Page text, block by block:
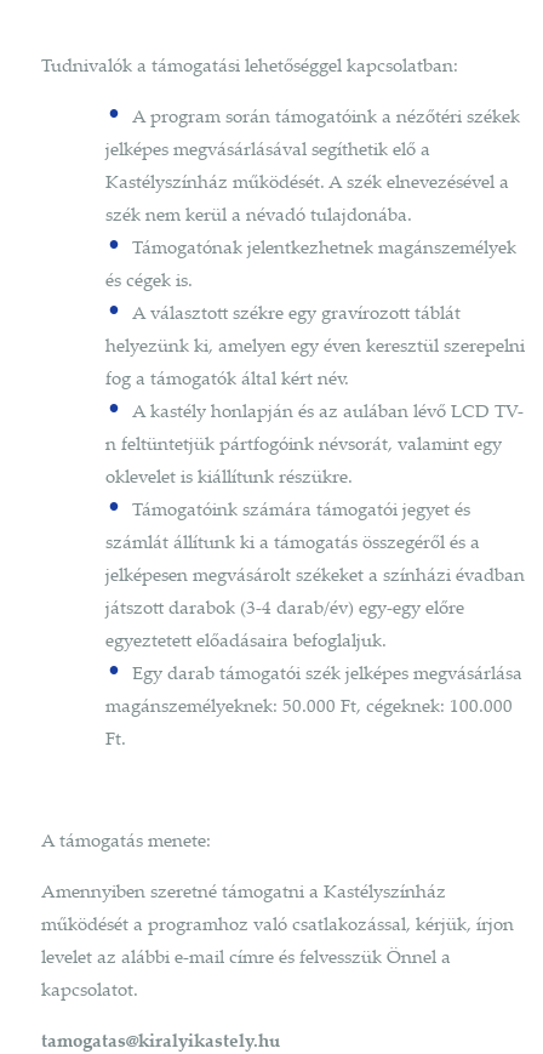
Tudnivalók a támogatási lehetőséggel kapcsolatban:
A program során támogatóink a nézőtéri székek
jelképes megvásárlásával segíthetik elő a
Kastélyszínház működését. A szék elnevezésével a
szék nem kerül a névadó tulajdonába.
Támogatónak jelentkezhetnek magánszemélyek
és cégek is.
A választott székre egy gravírozott táblát
helyezünk ki, amelyen egy éven keresztül szerepelni
fog a támogatók által kért név.
A kastély honlapján és az aulában lévő LCD TV-
n feltüntetjük pártfogóink névsorát, valamint egy
oklevelet is kiállítunk részükre.
Támogatóink számára támogatói jegyet és
számlát állítunk ki a támogatás összegéről és a
jelképesen megvásárolt székeket a színházi évadban
játszott darabok (3-4 darab/év) egy-egy előre
egyeztetett előadásaira befoglaljuk.
Egy darab támogatói szék jelképes megvásárlása
magánszemélyeknek: 50.000 Ft, cégeknek: 100.000
Ft.
A támogatás menete:
Amennyiben szeretné támogatni a Kastélyszínház
működését a programhoz való csatlakozással, kérjük, írjon
levelet az alábbi e-mail címre és felvesszük Önnel a
kapcsolatot.
tamogatas@kiralyikastely.hu